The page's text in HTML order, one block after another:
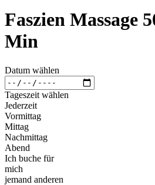
Faszien Massage
Min
Datum wählen
Tageszeit wählen
Jederzeit
Vormittag
Mittag
Nachmittag
Abend
Ich buche für
mich
jemand anderen